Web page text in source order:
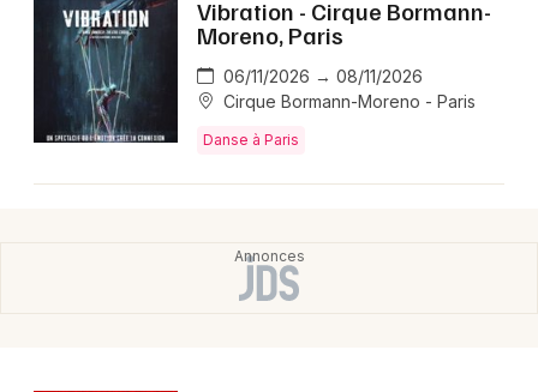
Vibration - Cirque Bormann-
Moreno, Paris
06/11/2026 → 08/11/2026
Cirque Bormann-Moreno - Paris
Danse à Paris